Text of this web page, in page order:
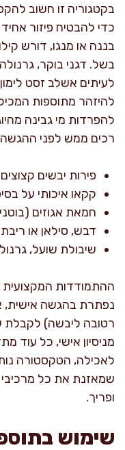
בקטגוריה זו חשוב
כדי להבטיח פיזור אחיד
בננה או מנגו, דורש
בשל. דגני בוקר,
לעיתים אשלב זסט
להיזהר מתוספות
להפרדות מי גבינה
רכים ממש לפני
פירות יבשים
קקאו איכותי על
חמאת אגוזים
דבש, סילאן או ריבת
שיבולת שועל,
ההתמודדות המקצועית
נפתרת בהגשה אישית,
רטובה ליבשה) לקבלת
מניסיון אישי, כל עוד
לאכילה, הטקסטורה
שמאזנת את כל
ופריך.
שימוש